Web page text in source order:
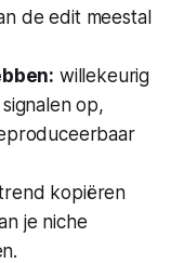
de edit meestal
willekeurig
op,
kopiëren
je niche